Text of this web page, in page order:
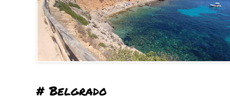
# Belgrado